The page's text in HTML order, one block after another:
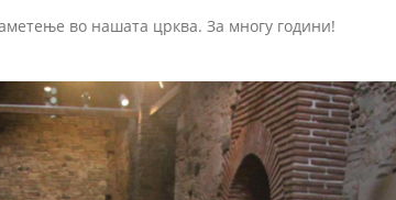
во нашата црква. За многу години!